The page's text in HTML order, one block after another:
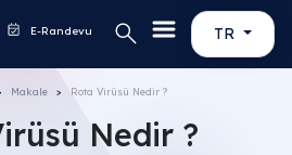
TR
E-Randevu
Makale Rota Virüsü Nedir ?
Nedir ?